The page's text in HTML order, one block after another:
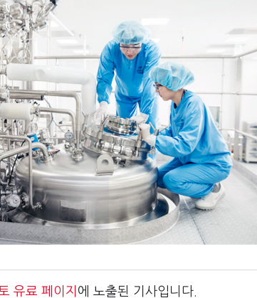
유료 페이지 에 노출된 기사입니다.